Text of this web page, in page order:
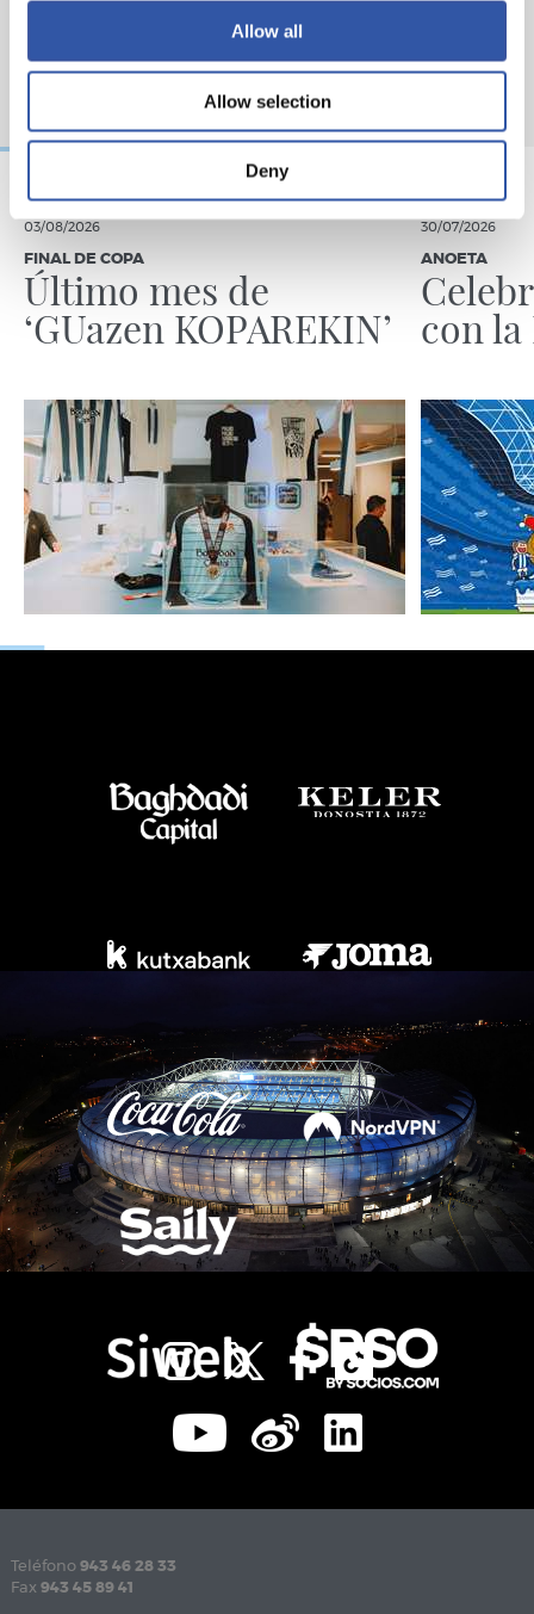
Allow all
Allow selection
Deny
03/08/2026
FINAL DE COPA
Último mes de
‘GUazen KOPAREKIN’
30/07/2026
ANOETA
con la
Teléfono 943 46 28 33
Fax 943 45 89 41